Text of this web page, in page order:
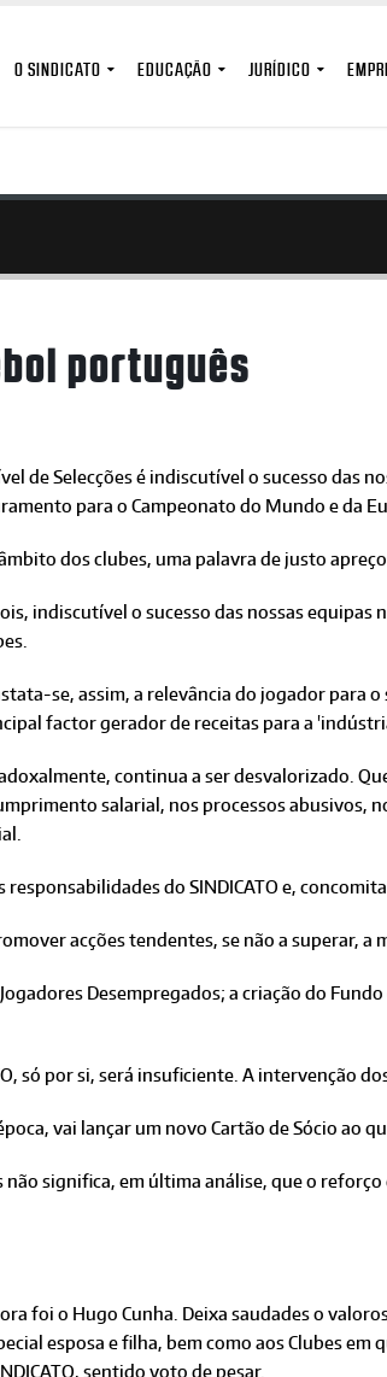
O SINDICATO EDUCAÇÃO JURÍDICO
português
de Selecções é indiscutível o sucesso das
para o Campeonato do Mundo e da
dos clubes, uma palavra de justo
indiscutível o sucesso das nossas
se, assim, a relevância do jogador para
factor gerador de receitas para a
continua a ser desvalorizado.
salarial, nos processos abusivos,
do SINDICATO e,
acções tendentes, se não a superar,
Desempregados; a criação do
só por si, será insuficiente. A intervenção
vai lançar um novo Cartão de Sócio ao
não significa, em última análise, que o
foi o Hugo Cunha. Deixa saudades o
esposa e filha, bem como aos Clubes
sentido voto de pesar.